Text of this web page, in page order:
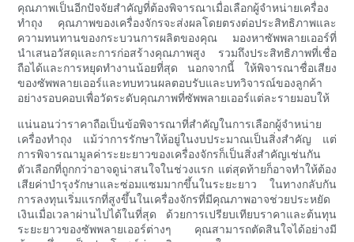
คุณภาพเป็นอีกปัจจัยสำคัญที่ต้องพิจารณาเมื่อเลือกผู้จำหน่ายเครื่อง
ทำถุง คุณภาพของเครื่องจักรจะส่งผลโดยตรงต่อประสิทธิภาพและ
ความทนทานของกระบวนการผลิตของคุณ มองหาซัพพลายเออร์ที่
นำเสนอวัสดุและการก่อสร้างคุณภาพสูง รวมถึงประสิทธิภาพที่เชื่อ
ถือได้และการหยุดทำงานน้อยที่สุด นอกจากนี้ ให้พิจารณาชื่อเสียง
ของซัพพลายเออร์และทบทวนผลตอบรับและบทวิจารณ์ของลูกค้า
อย่างรอบคอบเพื่อวัดระดับคุณภาพที่ซัพพลายเออร์แต่ละรายมอบให้
แน่นอนว่าราคาถือเป็นข้อพิจารณาที่สำคัญในการเลือกผู้จำหน่าย
เครื่องทำถุง แม้ว่าการรักษาให้อยู่ในงบประมาณเป็นสิ่งสำคัญ แต่
การพิจารณามูลค่าระยะยาวของเครื่องจักรก็เป็นสิ่งสำคัญเช่นกัน
ตัวเลือกที่ถูกกว่าอาจดูน่าสนใจในช่วงแรก แต่สุดท้ายก็อาจทำให้ต้อง
เสียค่าบำรุงรักษาและซ่อมแซมมากขึ้นในระยะยาว ในทางกลับกัน
การลงทุนเริ่มแรกที่สูงขึ้นในเครื่องจักรที่มีคุณภาพอาจช่วยประหยัด
เงินเมื่อเวลาผ่านไปได้ในที่สุด ด้วยการเปรียบเทียบราคาและต้นทุน
ระยะยาวของซัพพลายเออร์ต่างๆ คุณสามารถตัดสินใจได้อย่างมี